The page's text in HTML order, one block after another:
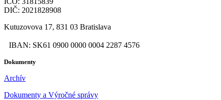
DIČ: 2021828908
Kutuzovova 17, 831 03 Bratislava
IBAN: SK61 0900 0000 0004 2287 4576
Dokumenty
Archív
Dokumenty a Výročné správy